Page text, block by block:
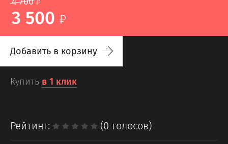
3 500
Добавить в корзину
Купить в 1 клик
Рейтинг: (0 голосов)